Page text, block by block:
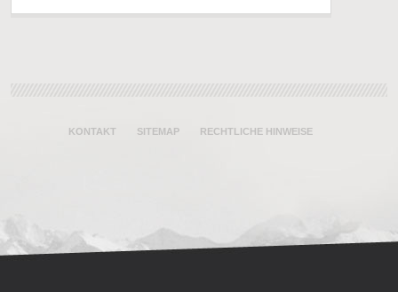
KONTAKT SITEMAP RECHTLICHE HINWEISE